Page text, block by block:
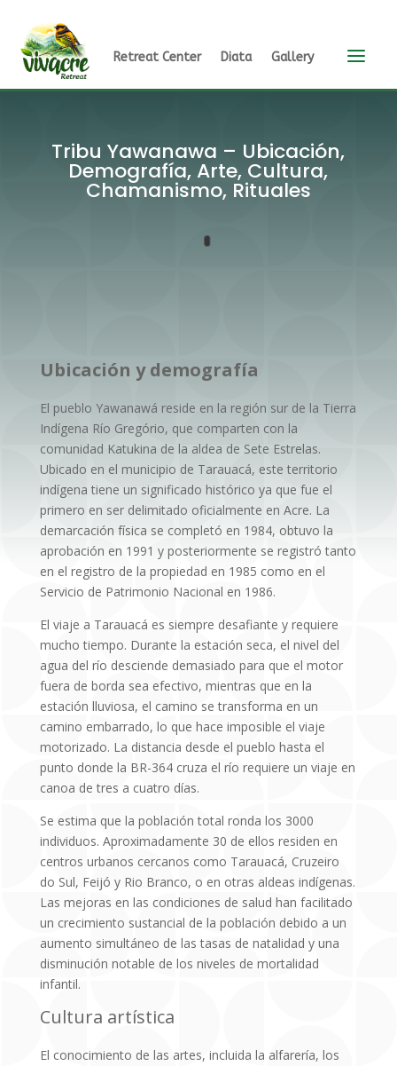
Retreat Center Diata Gallery a
Tribu Yawanawa – Ubicación,
Demografía, Arte, Cultura,
Chamanismo, Rituales
Ubicación y demografía
El pueblo Yawanawá reside en la región sur de la Tierra
Indígena Río Gregório, que comparten con la
comunidad Katukina de la aldea de Sete Estrelas.
Ubicado en el municipio de Tarauacá, este territorio
indígena tiene un significado histórico ya que fue el
primero en ser delimitado oficialmente en Acre. La
demarcación física se completó en 1984, obtuvo la
aprobación en 1991 y posteriormente se registró tanto
en el registro de la propiedad en 1985 como en el
Servicio de Patrimonio Nacional en 1986.
El viaje a Tarauacá es siempre desafiante y requiere
mucho tiempo. Durante la estación seca, el nivel del
agua del río desciende demasiado para que el motor
fuera de borda sea efectivo, mientras que en la
estación lluviosa, el camino se transforma en un
camino embarrado, lo que hace imposible el viaje
motorizado. La distancia desde el pueblo hasta el
punto donde la BR-364 cruza el río requiere un viaje en
canoa de tres a cuatro días.
Se estima que la población total ronda los 3000
individuos. Aproximadamente 30 de ellos residen en
centros urbanos cercanos como Tarauacá, Cruzeiro
do Sul, Feijó y Rio Branco, o en otras aldeas indígenas.
Las mejoras en las condiciones de salud han facilitado
un crecimiento sustancial de la población debido a un
aumento simultáneo de las tasas de natalidad y una
disminución notable de los niveles de mortalidad
infantil.
Cultura artística
El conocimiento de las artes, incluida la alfarería, los